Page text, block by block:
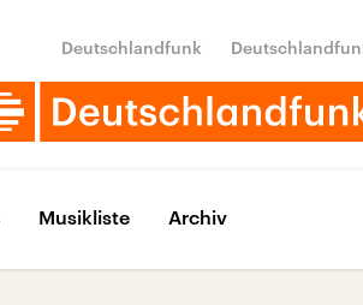
Deutschlandfunk
Musikliste Archiv